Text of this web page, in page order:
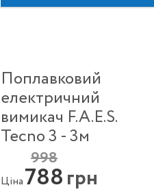
Поплавковий
електричний
вимикач F.A.E.S.
Tecno 3 - 3м
Ціна
998
788грн